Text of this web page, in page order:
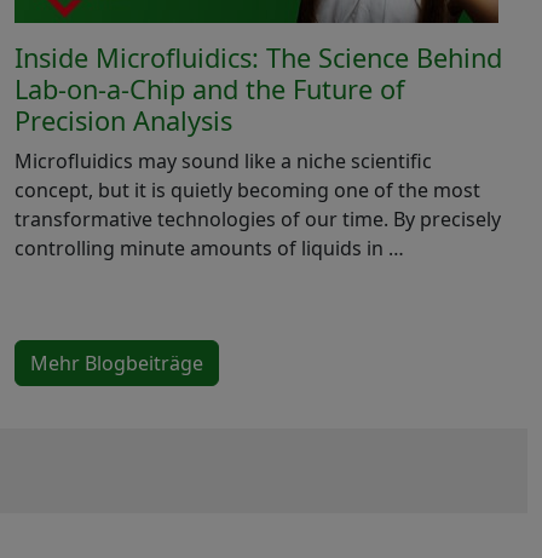
Inside Microfluidics: The Science Behind
Lab-on-a-Chip and the Future of
Precision Analysis
Microfluidics may sound like a niche scientific
concept, but it is quietly becoming one of the most
transformative technologies of our time. By precisely
controlling minute amounts of liquids in …
Mehr Blogbeiträge